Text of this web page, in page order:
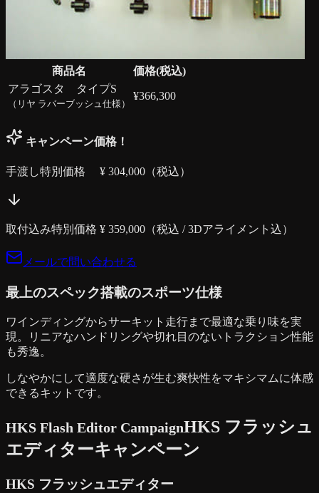
商品名
価格(税込)
アラゴスタ タイプS
（リヤ ラバーブッシュ仕様）
¥366,300
キャンペーン価格！
手渡し特別価格 ¥ 304,000 （税込）
取付込み特別価格 ¥ 359,000 （税込 / 3Dアライメント込）
メールで問い合わせる
最上のスペック搭載のスポーツ仕様
ワインディングからサーキット走行まで最適な乗り味を実
現。リニアなハンドリングや切れ目のないトラクション性能
も秀逸。
しなやかにして適度な硬さが生む爽快性をマキシマムに体感
できるキットです。
HKS Flash Editor CampaignHKS フラッシュ
エディターキャンペーン
HKS フラッシュエディター